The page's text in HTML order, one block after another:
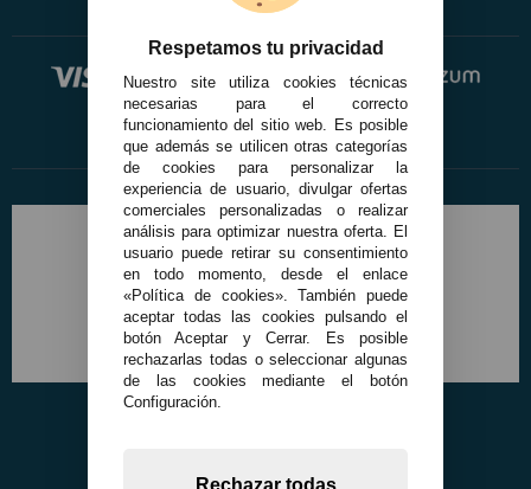
Respetamos tu privacidad
Nuestro site utiliza cookies técnicas
necesarias para el correcto
funcionamiento del sitio web. Es posible
que además se utilicen otras categorías
de cookies para personalizar la
experiencia de usuario, divulgar ofertas
comerciales personalizadas o realizar
análisis para optimizar nuestra oferta. El
usuario puede retirar su consentimiento
en todo momento, desde el enlace
«Política de cookies». También puede
aceptar todas las cookies pulsando el
botón Aceptar y Cerrar. Es posible
rechazarlas todas o seleccionar algunas
de las cookies mediante el botón
Configuración.
Rechazar todas